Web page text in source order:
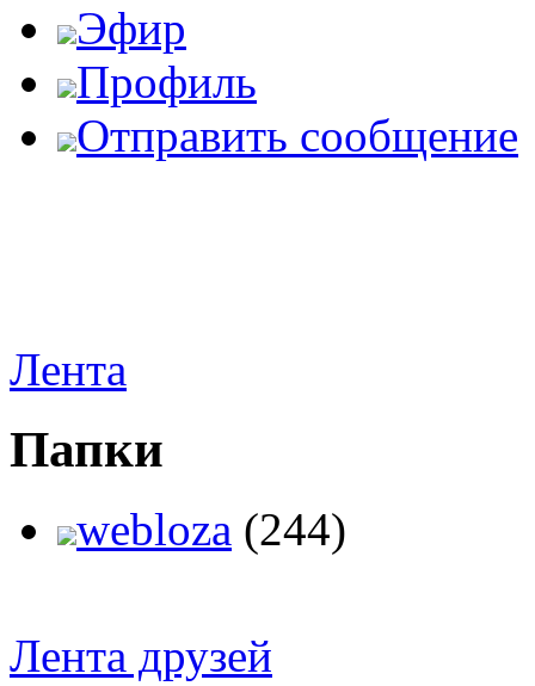
Эфир
Профиль
Отправить сообщение
Лента
Папки
webloza (244)
Лента друзей